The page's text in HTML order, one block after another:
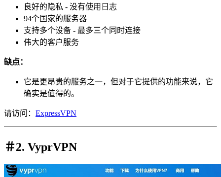
良好的隐私 - 没有使用日志
94个国家的服务器
支持多个设备 - 最多三个同时连接
伟大的客户服务
缺点：
它是更昂贵的服务之一，但对于它提供的功能来说，它
确实是值得的。
请访问： ExpressVPN
＃2. VyprVPN